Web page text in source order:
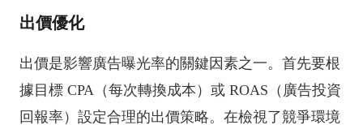
出價優化
出價是影響廣告曝光率的關鍵因素之一。首先要根
據目標 CPA（每次轉換成本）或 ROAS（廣告投資
回報率）設定合理的出價策略。在檢視了競爭環境